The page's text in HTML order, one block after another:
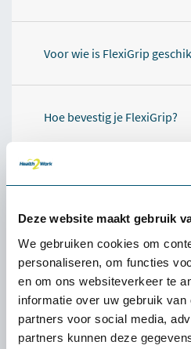
Deze website maakt gebruik
We gebruiken cookies om
personaliseren, om functies
en om ons websiteverkeer te
informatie over uw gebruik
partners voor social media,
partners kunnen deze
Voor wie is FlexiGrip
Hoe bevestig je FlexiGrip?
Specificaties
Ervaren of